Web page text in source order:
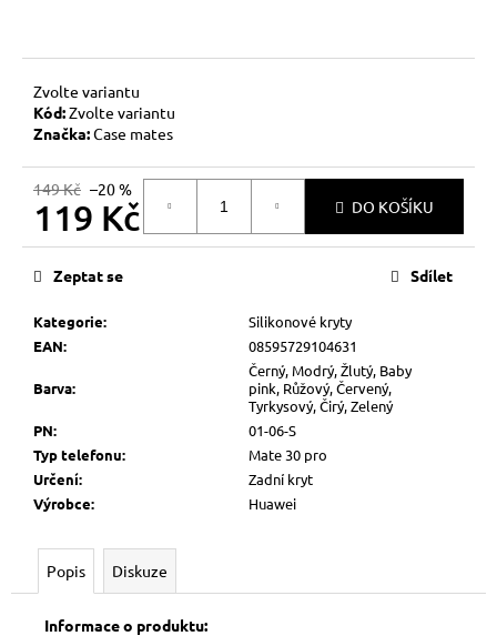
Zvolte variantu
Kód:Zvolte variantu
Značka:Case mates
149 Kč –20 %
119 Kč
Měrná
DO KOŠÍKU
Kategorie:
Silikonové kryty
EAN: 08595729104631
Barva:
Černý, Modrý, Žlutý, Baby
pink, Růžový, Červený,
Tyrkysový, Čirý, Zelený
PN:
01-06-S
Typ telefonu:
Mate 30 pro
Určení:
Zadní kryt
Výrobce: Huawei
Zeptat se Sdílet
Popis Diskuze
Informace o produktu:
j
e
m
e